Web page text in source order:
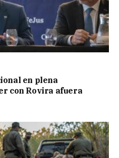
en plena
con Rovira afuera